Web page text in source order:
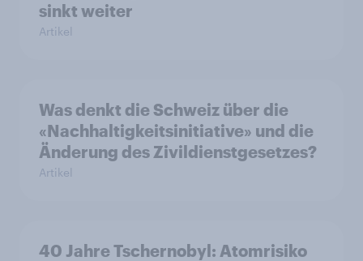
sinkt weiter
Artikel
Was denkt die Schweiz über die
«Nachhaltigkeitsinitiative» und die
Änderung des Zivildienstgesetzes?
Artikel
40 Jahre Tschernobyl: Atomrisiko